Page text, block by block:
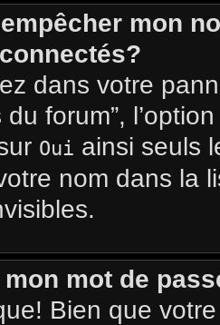
mon
dans votre
du forum”,
Oui ainsi seuls
nom dans la
mon mot de
Bien que